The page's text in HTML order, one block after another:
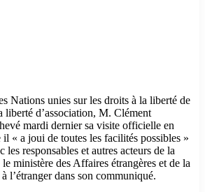
Nations unies sur les droits à la liberté de
liberté d’association, M. Clément
mardi dernier sa visite officielle en
« a joui de toutes les facilités possibles »
les responsables et autres acteurs de la
ministère des Affaires étrangères et de la
l’étranger dans son communiqué.